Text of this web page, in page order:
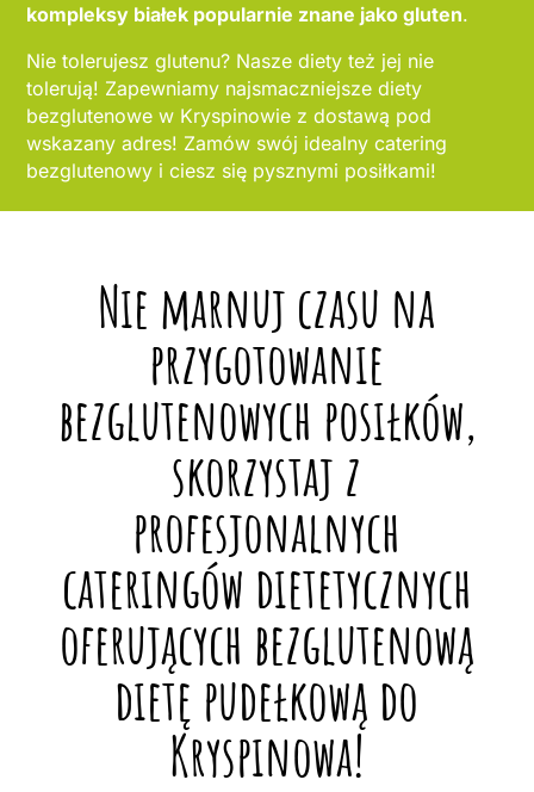
kompleksy białek popularnie znane jako gluten.
Nie tolerujesz glutenu? Nasze diety też jej nie
tolerują! Zapewniamy najsmaczniejsze diety
bezglutenowe w Kryspinowie z dostawą pod
wskazany adres! Zamów swój idealny catering
bezglutenowy i ciesz się pysznymi posiłkami!
Nie marnuj czasu na
przygotowanie
bezglutenowych posiłków,
skorzystaj z
profesjonalnych
cateringów dietetycznych
oferujących bezglutenową
dietę pudełkową do
Kryspinowa!